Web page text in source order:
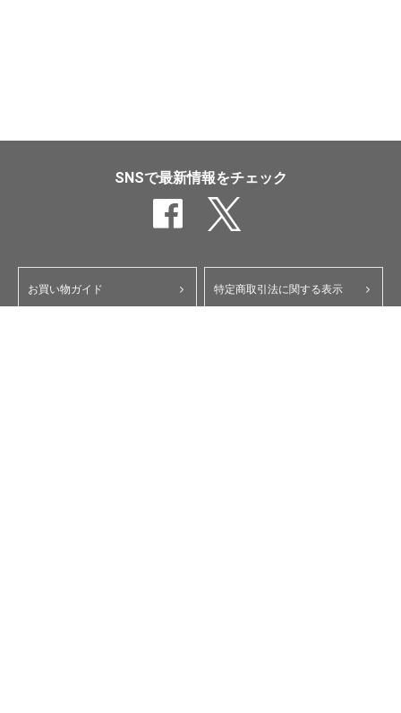
SNSで最新情報をチェック
お買い物ガイド 特定商取引法に関する表示